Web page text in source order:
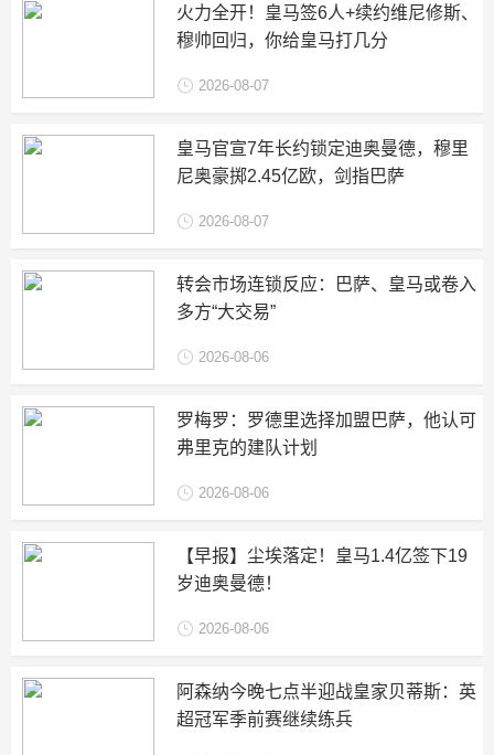
火力全开！皇马签6人+续约维尼修斯、
穆帅回归，你给皇马打几分
2026-08-07
皇马官宣7年长约锁定迪奥曼德，穆里
尼奥豪掷2.45亿欧，剑指巴萨
2026-08-07
转会市场连锁反应：巴萨、皇马或卷入
多方“大交易”
2026-08-06
罗梅罗：罗德里选择加盟巴萨，他认可
弗里克的建队计划
2026-08-06
【早报】尘埃落定！皇马1.4亿签下19
岁迪奥曼德！
2026-08-06
阿森纳今晚七点半迎战皇家贝蒂斯：英
超冠军季前赛继续练兵